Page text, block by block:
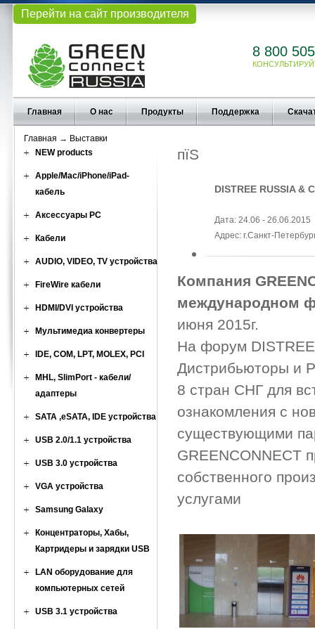
Перейти на сайт производителя
8 800
Главная О нас Продукты Поддержка
Главная → Выставки
NEW products
Apple/Mac/iPhone/iPad-
кабель
Аксессуары PC
Кабели
AUDIO, VIDEO, TV устройства
FireWire кабели
HDMI/DVI устройства
Мультимедиа конвертеры
IDE, COM, LPT, MOLEX, PCI
MHL, SlimPort - кабели/
адаптеры
SATA ,eSATA, IDE устройства
USB 2.0/1.1 устройства
USB 3.0 устройства
VGA устройства
Samsung Galaxy
Концентраторы, Хабы,
Картридеры и зарядки USB
LAN оборудование для
компьютерных сетей
USB 3.1 устройства
пїЅ
DISTREE RUSSIA &
Дата: 24.06 - 26.06.2015
Адрес: г.Санкт-
Компания
международном
июня 2015г.
На форум
Дистрибьюторы и
8 стран СНГ для
ознакомления с
существующими
GREENCONNECT
собственного
услугами